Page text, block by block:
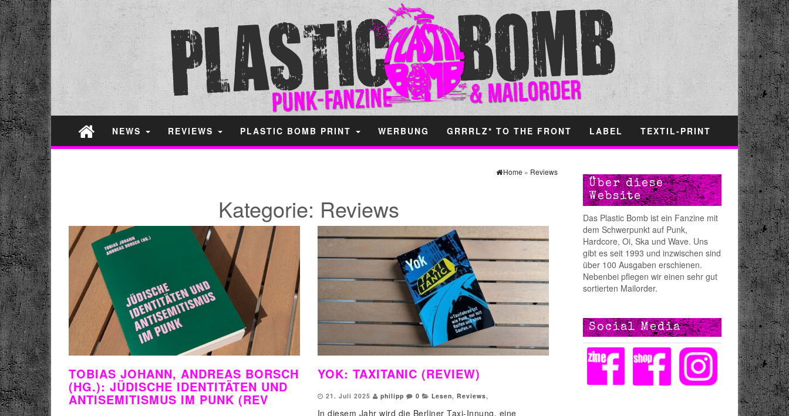
NEWS REVIEWS PLASTIC BOMB PRINT WERBUNG GRRRLZ* TO THE FRONT LABEL TEXTIL-PRINT
Home » Reviews
Kategorie: Reviews
TOBIAS JOHANN, ANDREAS BORSCH
(HG.): JÜDISCHE IDENTITÄTEN UND
ANTISEMITISMUS IM PUNK (REV
YOK: TAXITANIC (REVIEW)
21. Juli 2025 philipp 0 Lesen, Reviews,
In diesem Jahr wird die Berliner Taxi-Innung, eine
Über diese
Website
Das Plastic Bomb ist ein Fanzine mit
dem Schwerpunkt auf Punk,
Hardcore, Oi, Ska und Wave. Uns
gibt es seit 1993 und inzwischen sind
über 100 Ausgaben erschienen.
Nebenbei pflegen wir einen sehr gut
sortierten Mailorder.
Social Media